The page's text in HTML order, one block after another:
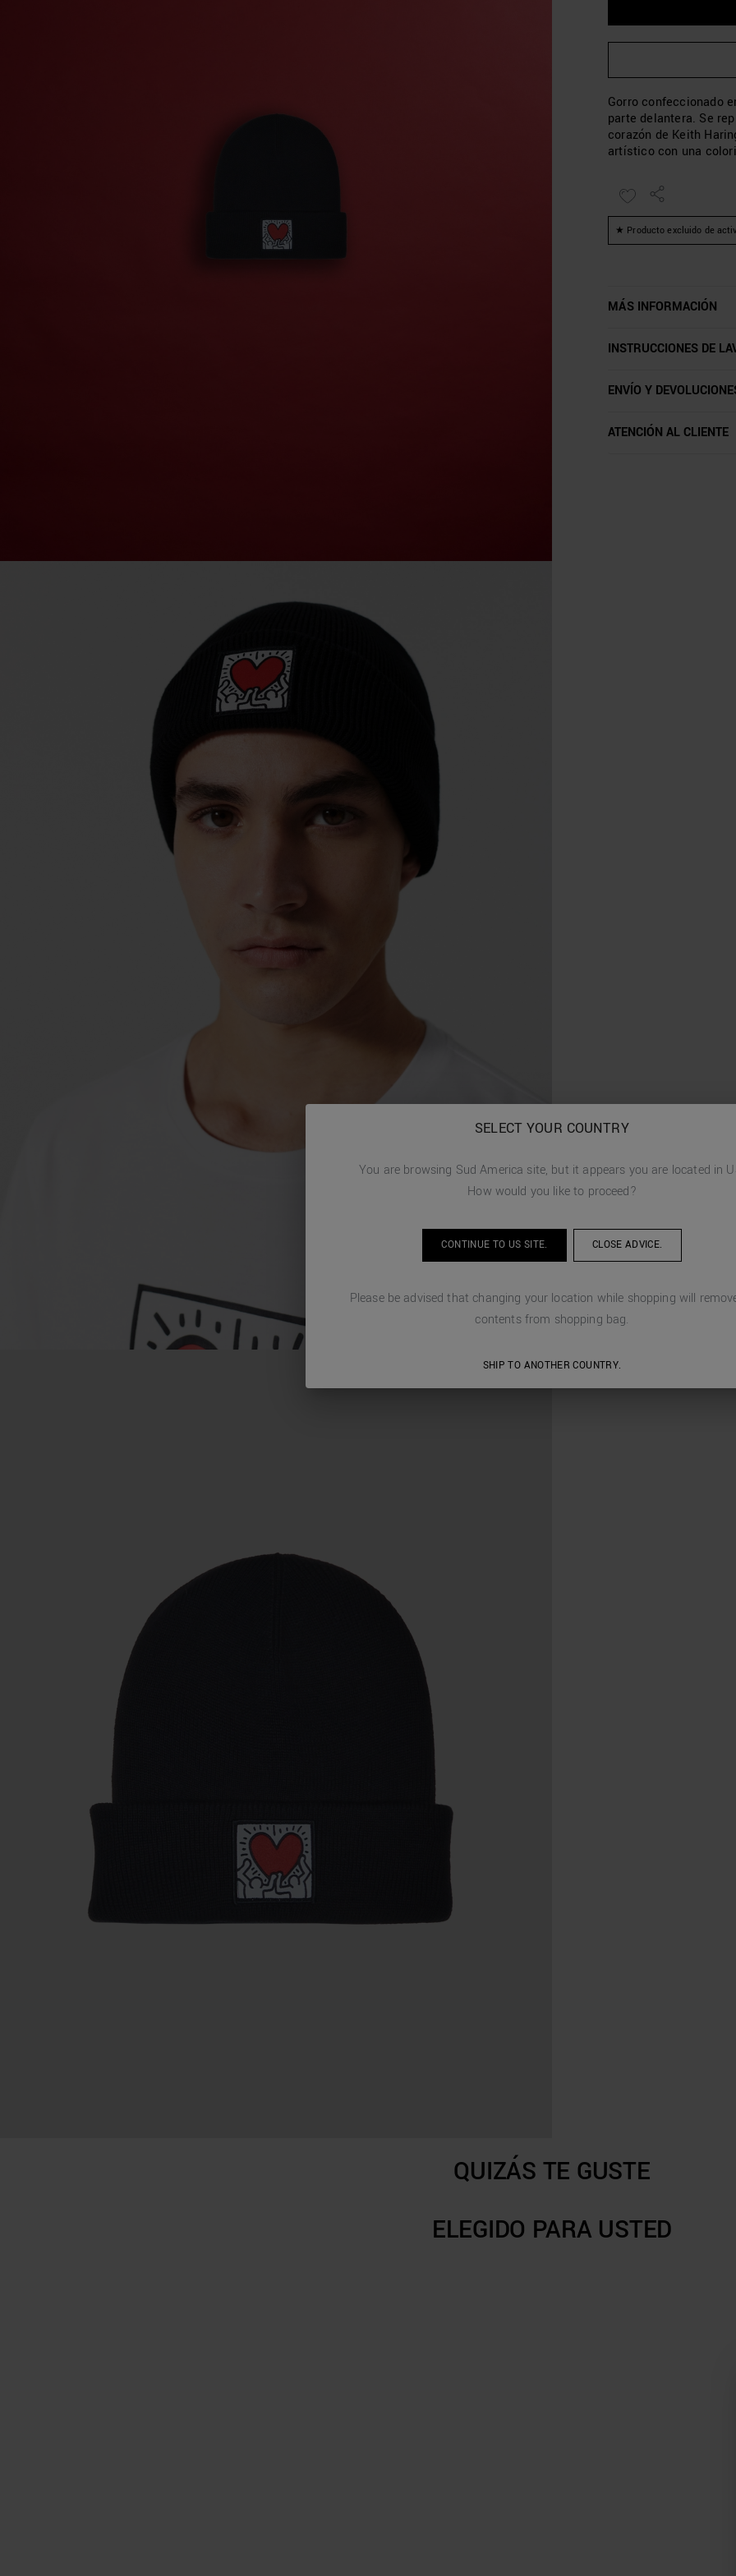
Gorro confeccionado
parte delantera. Se
corazón de Keith
artístico con una
★ Producto excluido de
MÁS INFORMACIÓN
INSTRUCCIONES DE
ENVÍO Y
ATENCIÓN AL CLIENTE
QUIZÁS TE GUSTE
ELEGIDO PARA USTED
SELECT YOUR COUNTRY
You are browsing Sud America site, but it appears you are located in
How would you like to proceed?
CONTINUE TO US SITE. CLOSE ADVICE.
Please be advised that changing your location while shopping will
contents from shopping bag.
SHIP TO ANOTHER COUNTRY.